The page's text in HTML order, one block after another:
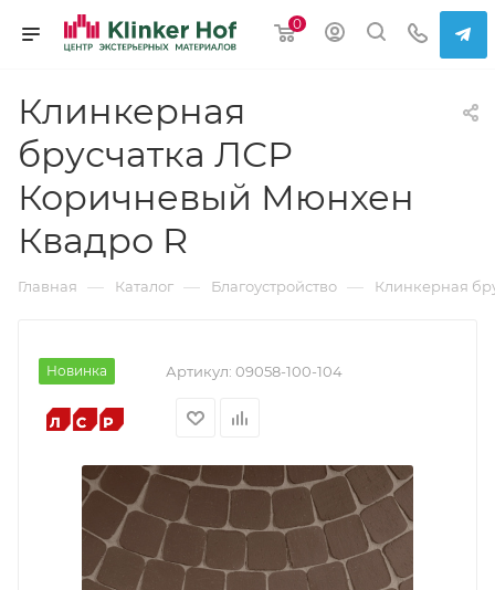
0
Клинкерная
брусчатка ЛСР
Коричневый Мюнхен
Квадро R
Главная — Каталог — Благоустройство — Клинкерная
Новинка Артикул: 09058-100-104